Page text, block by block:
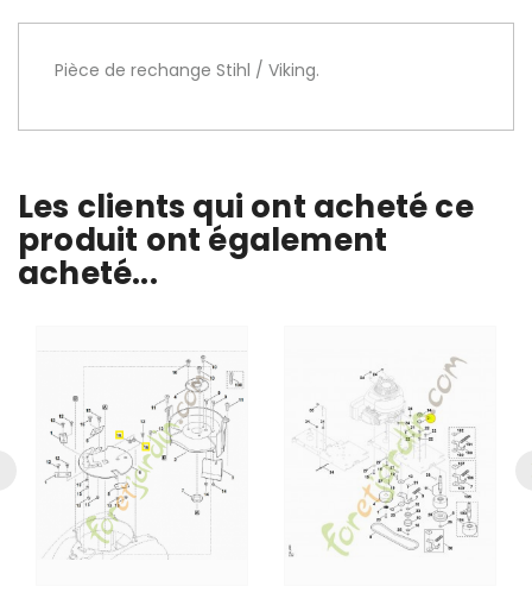
Pièce de rechange Stihl / Viking.
Les clients qui ont acheté ce
produit ont également
acheté...